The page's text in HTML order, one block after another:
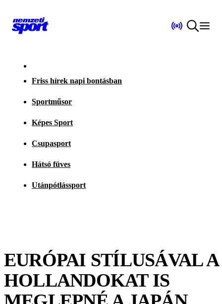
Friss hírek napi bontásban
Sportműsor
Képes Sport
Csupasport
Hátsó füves
Utánpótlássport
EURÓPAI STÍLUSÁVAL A
HOLLANDOKAT IS